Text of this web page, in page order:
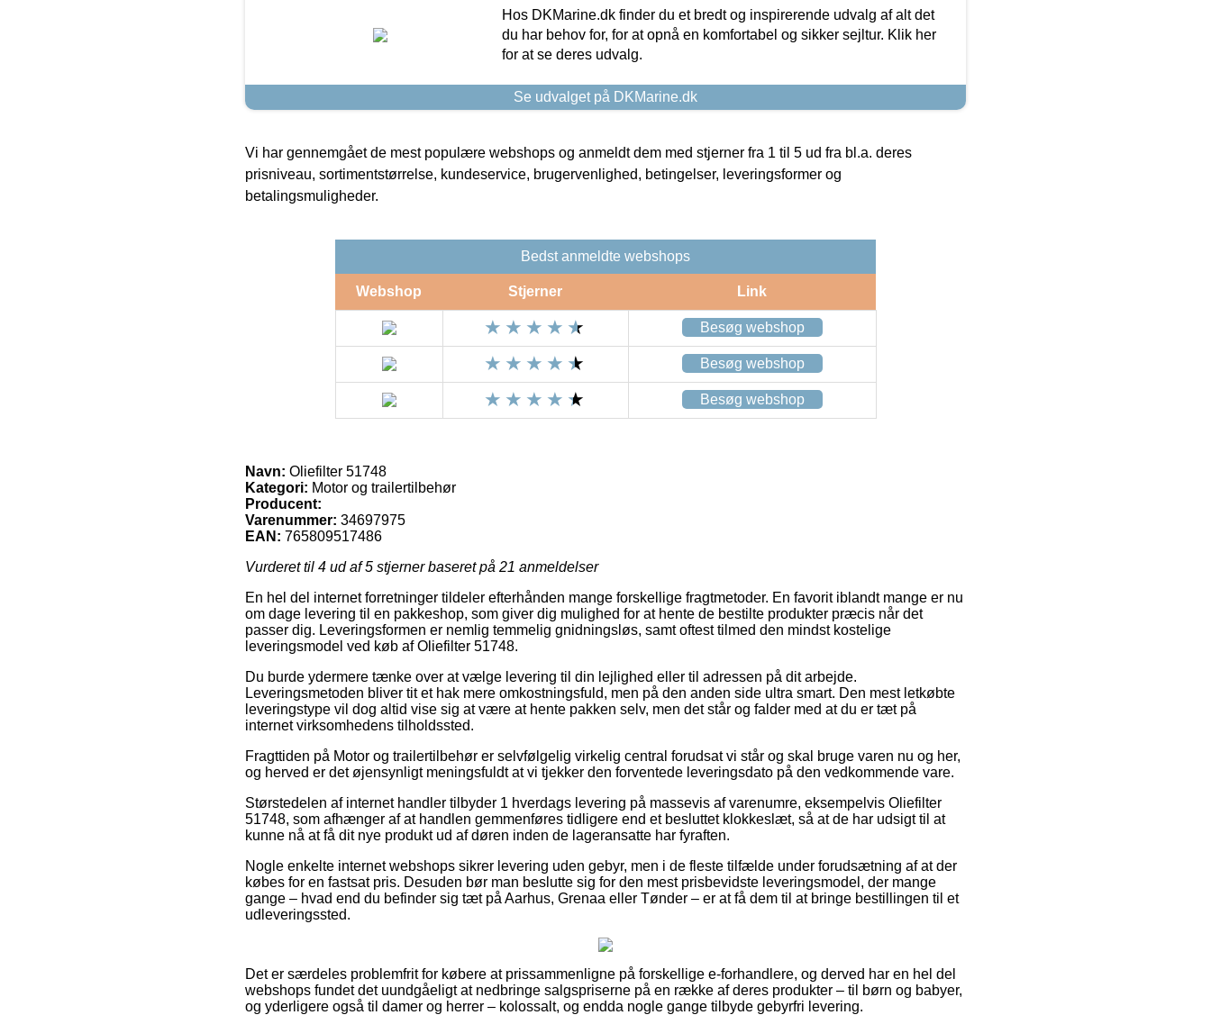
Hos DKMarine.dk finder du et bredt og inspirerende udvalg af alt det
du har behov for, for at opnå en komfortabel og sikker sejltur. Klik her
for at se deres udvalg.
Se udvalget på DKMarine.dk
Vi har gennemgået de mest populære webshops og anmeldt dem med stjerner fra 1 til 5 ud fra bl.a. deres
prisniveau, sortimentstørrelse, kundeservice, brugervenlighed, betingelser, leveringsformer og
betalingsmuligheder.
Bedst anmeldte webshops
Webshop Stjerner Link
Besøg webshop
Besøg webshop
Besøg webshop
Navn: Oliefilter 51748
Kategori: Motor og trailertilbehør
Producent:
Varenummer: 34697975
EAN: 765809517486
Vurderet til 4 ud af 5 stjerner baseret på 21 anmeldelser
En hel del internet forretninger tildeler efterhånden mange forskellige fragtmetoder. En favorit iblandt mange er nu
om dage levering til en pakkeshop, som giver dig mulighed for at hente de bestilte produkter præcis når det
passer dig. Leveringsformen er nemlig temmelig gnidningsløs, samt oftest tilmed den mindst kostelige
leveringsmodel ved køb af Oliefilter 51748.
Du burde ydermere tænke over at vælge levering til din lejlighed eller til adressen på dit arbejde.
Leveringsmetoden bliver tit et hak mere omkostningsfuld, men på den anden side ultra smart. Den mest letkøbte
leveringstype vil dog altid vise sig at være at hente pakken selv, men det står og falder med at du er tæt på
internet virksomhedens tilholdssted.
Fragttiden på Motor og trailertilbehør er selvfølgelig virkelig central forudsat vi står og skal bruge varen nu og her,
og herved er det øjensynligt meningsfuldt at vi tjekker den forventede leveringsdato på den vedkommende vare.
Størstedelen af internet handler tilbyder 1 hverdags levering på massevis af varenumre, eksempelvis Oliefilter
51748, som afhænger af at handlen gemmenføres tidligere end et besluttet klokkeslæt, så at de har udsigt til at
kunne nå at få dit nye produkt ud af døren inden de lageransatte har fyraften.
Nogle enkelte internet webshops sikrer levering uden gebyr, men i de fleste tilfælde under forudsætning af at der
købes for en fastsat pris. Desuden bør man beslutte sig for den mest prisbevidste leveringsmodel, der mange
gange – hvad end du befinder sig tæt på Aarhus, Grenaa eller Tønder – er at få dem til at bringe bestillingen til et
udleveringssted.
Det er særdeles problemfrit for købere at prissammenligne på forskellige e-forhandlere, og derved har en hel del
webshops fundet det uundgåeligt at nedbringe salgspriserne på en række af deres produkter – til børn og babyer,
og yderligere også til damer og herrer – kolossalt, og endda nogle gange tilbyde gebyrfri levering.